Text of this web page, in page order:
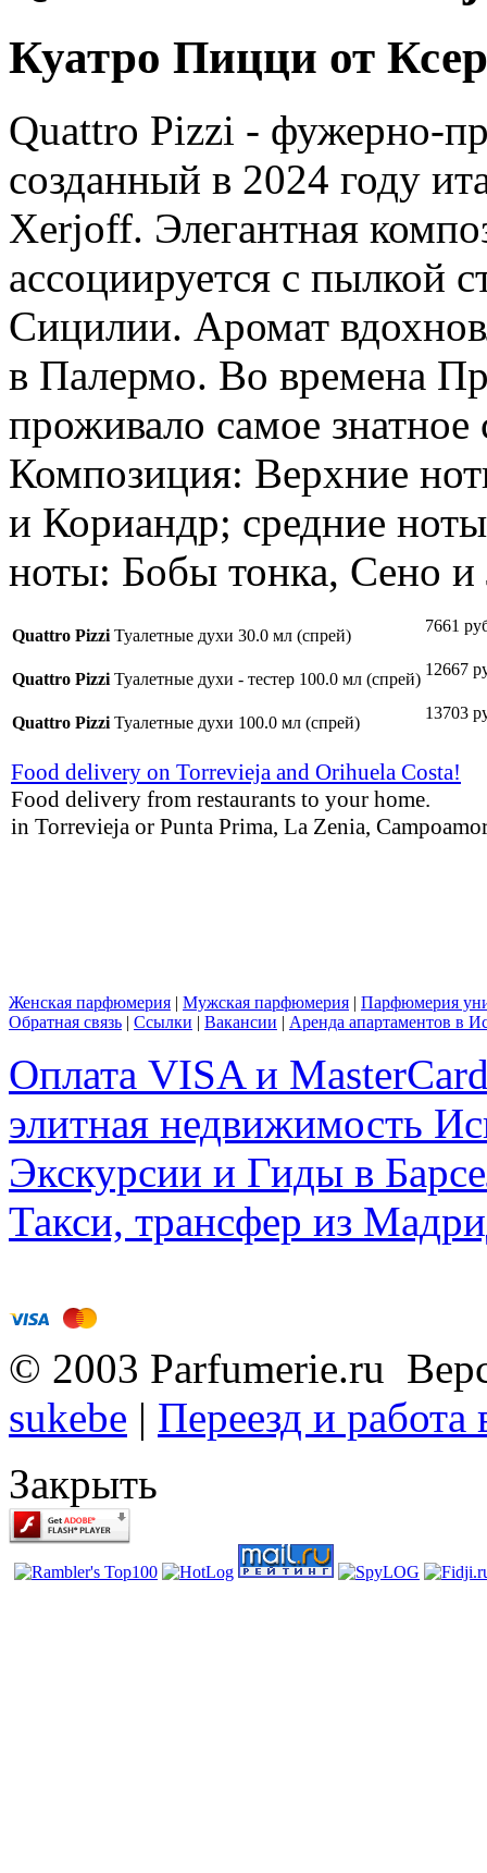
Куатро Пицци от
Quattro Pizzi - фужерно-
созданный в 2024 году
Xerjoff. Элегантная
ассоциируется с пылкой
Сицилии. Аромат
в Палермо. Во времена
проживало самое
Композиция: Верхние
и Кориандр; средние
ноты: Бобы тонка, Сено и
Quattro Pizzi Туалетные духи 30.0 мл (спрей)
7661
Quattro Pizzi Туалетные духи - тестер 100.0 мл (спрей)
12667
Quattro Pizzi Туалетные духи 100.0 мл (спрей)
13703
Food delivery on Torrevieja and Orihuela Costa!
Food delivery from restaurants to your home.
in Torrevieja or Punta Prima, La Zenia,
Женская парфюмерия | Мужская парфюмерия | Парфюмерия
Обратная связь | Ссылки | Вакансии | Аренда апартаментов в
Оплата VISA и
элитная недвижимость
Экскурсии и Гиды в
Такси, трансфер из
© 2003 Parfumerie.ru
sukebe | Переезд и
Закрыть